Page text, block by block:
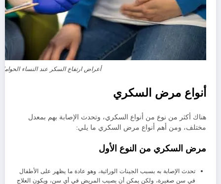
أعراض ارتفاع السكر عند النساء الحوامل
أنواع مرض السكري
هناك أكثر من نوع من أنواع السكري، وتحدث الإصابة بهم بمعدل
مختلف، ومن أهم أنواع مرض السكري ما يلي:
مرض السكري من النوع الأول
تحدث الإصابة به بسبب الجينات الوراثية، وهو عادة ما يظهر على الأطفال
في سن صغيرة، ولكن يمكن أن يصيب المريض في أي سن، ويكون العلاج